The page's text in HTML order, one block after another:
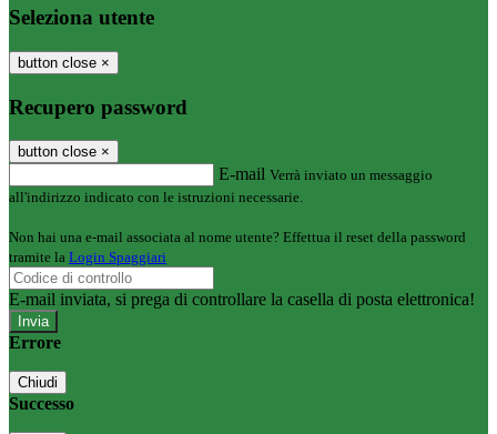
Seleziona utente
button close ×
Recupero password
button close ×
E-mail Verrà inviato un messaggio
all'indirizzo indicato con le istruzioni necessarie.
Non hai una e-mail associata al nome utente? Effettua il reset della password
tramite la Login Spaggiari
E-mail inviata, si prega di controllare la casella di posta elettronica!
Errore
Chiudi
Successo